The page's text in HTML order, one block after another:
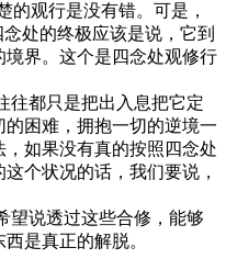
观行是没有错。可是，
处的终极应该是说，它到
界。这个是四念处观修行
都只是把出入息把它定
困难，拥抱一切的逆境一
如果没有真的按照四念处
个状况的话，我们要说，
说透过这些合修，能够
是真正的解脱。